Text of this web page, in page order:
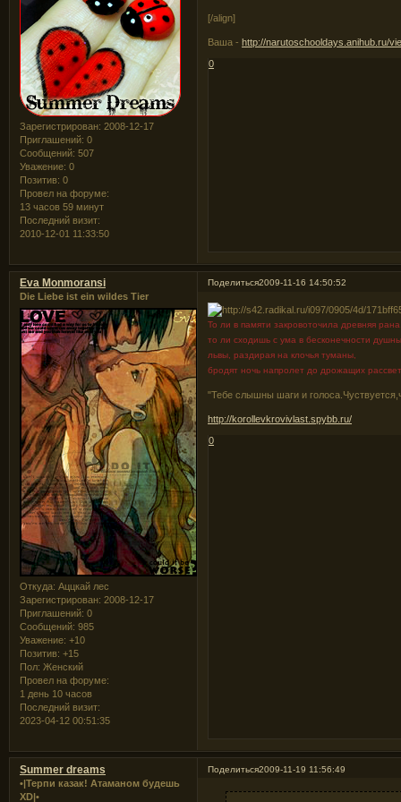
Зарегистрирован: 2008-12-17
Приглашений: 0
Сообщений: 507
Уважение: 0
Позитив: 0
Провел на форуме:
13 часов 59 минут
Последний визит:
2010-12-01 11:33:50
[/align]
Ваша -http://narutoschooldays.anihub.ru/
0
Поделиться2009-11-16 14:50:52
Eva Monmoransi
Die Liebe ist ein wildes Tier
Откуда: Аццкай лес
Зарегистрирован: 2008-12-17
Приглашений: 0
Сообщений: 985
Уважение: +10
Позитив: +15
Пол: Женский
Провел на форуме:
1 день 10 часов
Последний визит:
2023-04-12 00:51:35
То ли в памяти закровоточила древняя
то ли сходишь с ума в бесконечности
львы, раздирая на клочья туманы,
бродят ночь напролет до дрожащих
"Тебе слышны шаги и
http://korollevkrovivlast.spybb.ru/
0
Поделиться2009-11-19 11:56:49
Summer dreams
•|Терпи казак! Атаманом будешь
XD|•